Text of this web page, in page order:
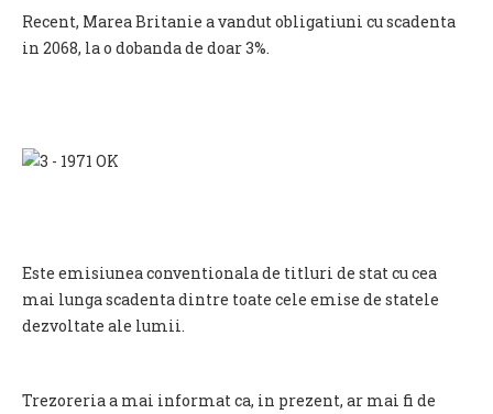
Recent, Marea Britanie a vandut obligatiuni cu scadenta
in 2068, la o dobanda de doar 3%.
Este emisiunea conventionala de titluri de stat cu cea
mai lunga scadenta dintre toate cele emise de statele
dezvoltate ale lumii.
Trezoreria a mai informat ca, in prezent, ar mai fi de